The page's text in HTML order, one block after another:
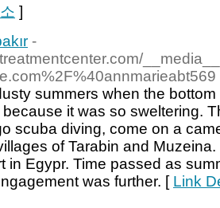
]
-
summers when the
it was so sweltering.
scuba diving, come on a
of Tarabin and
in Egypr. Time passed as
was further. [ Link